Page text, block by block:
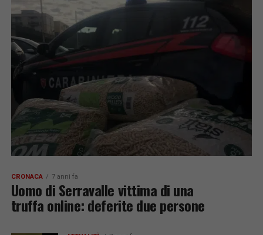
CRONACA 7 anni fa
Uomo di Serravalle vittima di una
truffa online: deferite due persone